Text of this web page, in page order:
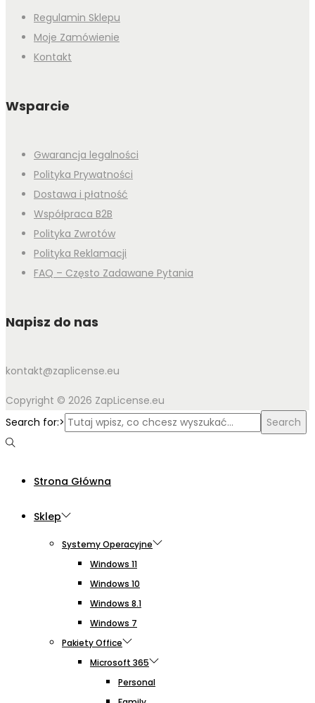
Regulamin Sklepu
Moje Zamówienie
Kontakt
Wsparcie
Gwarancja legalności
Polityka Prywatności
Dostawa i płatność
Współpraca B2B
Polityka Zwrotów
Polityka Reklamacji
FAQ – Często Zadawane Pytania
Napisz do nas
kontakt@zaplicense.eu
Copyright © 2026 ZapLicense.eu
Search for:>
Search
Strona Główna
Sklep
Systemy Operacyjne
Windows 11
Windows 10
Windows 8.1
Windows 7
Pakiety Office
Microsoft 365
Personal